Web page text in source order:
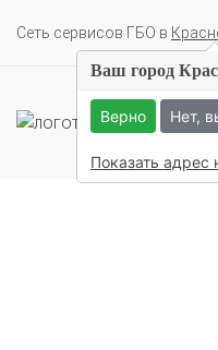
Cеть сервисов ГБО в
Ваш город
Верно Нет,
Показать адрес